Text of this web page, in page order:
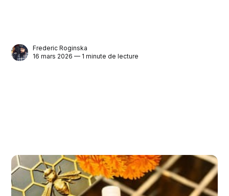
Frederic Roginska
16 mars 2026 — 1 minute de lecture